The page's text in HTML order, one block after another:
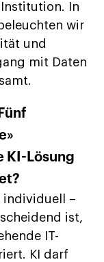
In
wir
und
mit Daten
KI-Lösung
individuell –
ist,
IT-
KI darf